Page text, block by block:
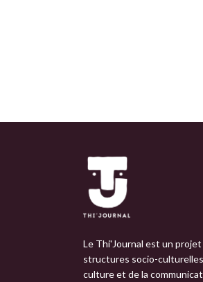
Le Thi'Journal est un
structures socio-
culture et de la